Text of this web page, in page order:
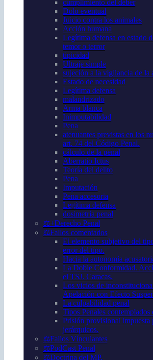
cumplimiento del deber
Dolo eventual
Juicio contra los animales
Acción humana
Legítima defensa en estado
temor o terror
tipicidad
Ultraje simple
sujeción a la vigilancia de la
Estado de necesidad
Legítima defensa
malandrizado
Arma blanca
Inimputabilidad
Pena
atenuantes previstas en los
art. 74 del Código Penal.
cálculo de la penal
Aberratio Ictus
Teoría del delito
Pena
Imputación
Pena accesoria
Legítima defensa
dosimetría penal
⚖️+Derecho Penal
⚖️Fallos comentados
El elemento subjetivo del
error del tipo.
Hacia la autonomía
La Doble Conformidad.
el TSJ. Caracas.
Los vicios de
Apelación con Efecto
La culpabilidad penal
Tipos Penales
Prisión provisional impuesta
jerárquicos.
⚖️Fallos Vínculantes
⚖️PodCast Penal
⚖️Doctrina del MP.